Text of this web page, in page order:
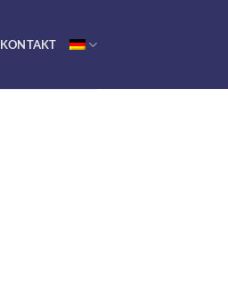
KONTAKT